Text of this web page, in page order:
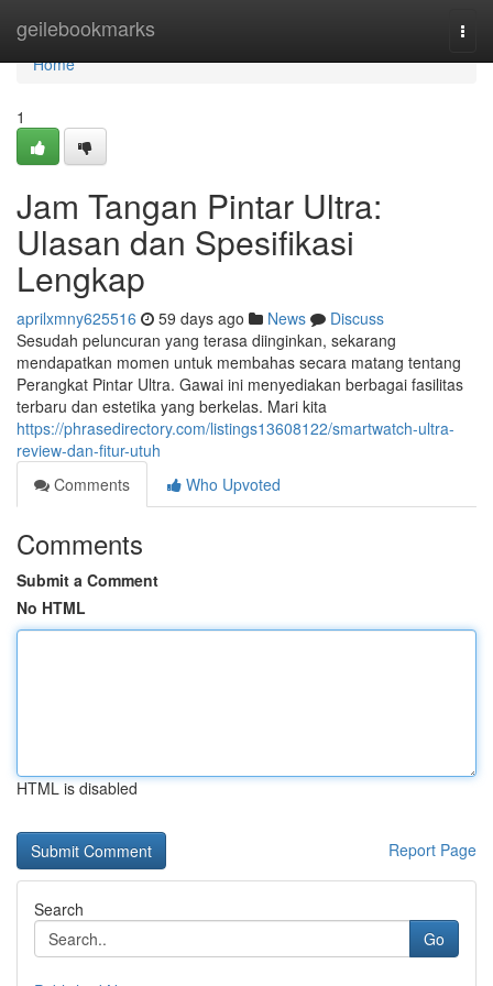
geilebookmarks
Home
Home
1
Jam Tangan Pintar Ultra:
Ulasan dan Spesifikasi
Lengkap
aprilxmny625516 59 days ago News
Discuss
Sesudah peluncuran yang terasa diinginkan, sekarang
mendapatkan momen untuk membahas secara matang tentang
Perangkat Pintar Ultra. Gawai ini menyediakan berbagai fasilitas
terbaru dan estetika yang berkelas. Mari kita
https://phrasedirectory.com/listings13608122/smartwatch-ultra-
review-dan-fitur-utuh
Comments
Who Upvoted
Comments
Submit a Comment
No HTML
HTML is disabled
Report Page
Search
Go